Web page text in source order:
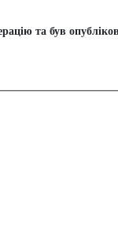
та був